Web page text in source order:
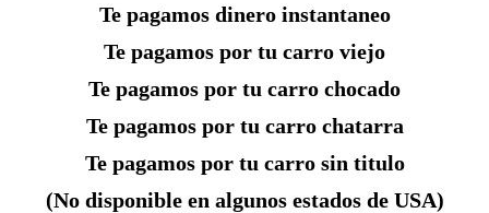
Te pagamos dinero instantaneo
Te pagamos por tu carro viejo
Te pagamos por tu carro chocado
Te pagamos por tu carro chatarra
Te pagamos por tu carro sin titulo
(No disponible en algunos estados de USA)